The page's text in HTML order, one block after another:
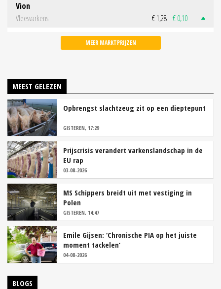
Vion
Vleesvarkens
€ 1,28 € 0,10
MEER MARKTPRIJZEN
MEEST GELEZEN
Opbrengst slachtzeug zit op een dieptepunt
GISTEREN, 17:29
Prijscrisis verandert varkenslandschap in de
EU rap
03-08-2026
MS Schippers breidt uit met vestiging in
Polen
GISTEREN, 14:47
Emile Gijsen: ‘Chronische PIA op het juiste
moment tackelen’
04-08-2026
BLOGS